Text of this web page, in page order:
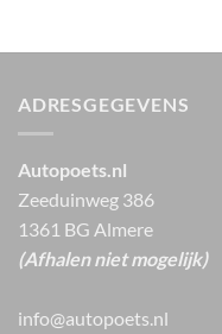
ADRESGEGEVENS
Autopoets.nl
Zeeduinweg 386
1361 BG Almere
(Afhalen niet mogelijk)
info@autopoets.nl